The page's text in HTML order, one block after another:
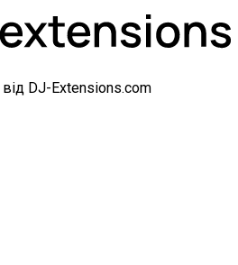
від DJ-Extensions.com